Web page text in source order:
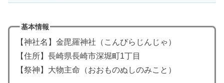
基本情報
【神社名】金毘羅神社（こんびらじんじゃ）
【住所】長崎県長崎市深堀町1丁目
【祭神】大物主命（おおものぬしのみこと）